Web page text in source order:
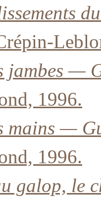
jambes —
1996.
mains —
1996.
galop, le